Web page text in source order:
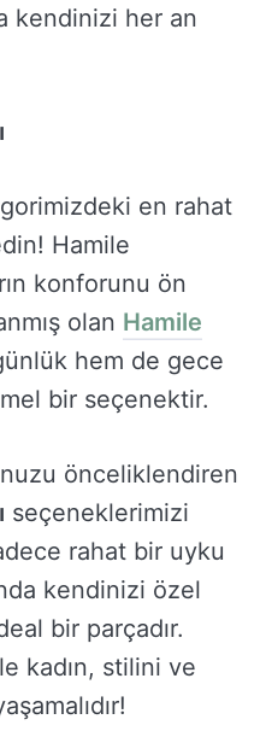
kendinizi her an
en rahat
Hamile
konforunu ön
olan Hamile
hem de gece
bir seçenektir.
önceliklendiren
seçeneklerimizi
rahat bir uyku
kendinizi özel
bir parçadır.
kadın, stilini ve